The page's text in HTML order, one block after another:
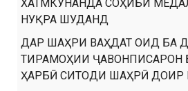
ХАТМКУНАНДА СОҲИБИ
НУҚРА ШУДАНД
ДАР ШАҲРИ ВАҲДАТ ОИД БА
ТИРАМОҲИИ ҶАВОНПИСАРОН
ҲАРБӢ СИТОДИ ШАҲРӢ ДОИР